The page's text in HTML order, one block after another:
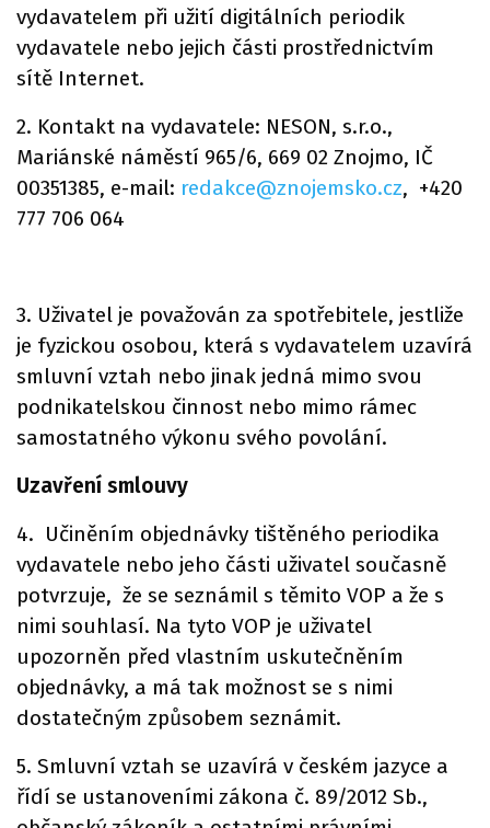
vydavatelem při užití digitálních periodik
vydavatele nebo jejich části prostřednictvím
sítě Internet.
2. Kontakt na vydavatele: NESON, s.r.o.,
Mariánské náměstí 965/6, 669 02 Znojmo, IČ
00351385, e-mail: redakce@znojemsko.cz, +420
777 706 064
3. Uživatel je považován za spotřebitele, jestliže
je fyzickou osobou, která s vydavatelem uzavírá
smluvní vztah nebo jinak jedná mimo svou
podnikatelskou činnost nebo mimo rámec
samostatného výkonu svého povolání.
Uzavření smlouvy
4. Učiněním objednávky tištěného periodika
vydavatele nebo jeho části uživatel současně
potvrzuje, že se seznámil s těmito VOP a že s
nimi souhlasí. Na tyto VOP je uživatel
upozorněn před vlastním uskutečněním
objednávky, a má tak možnost se s nimi
dostatečným způsobem seznámit.
5. Smluvní vztah se uzavírá v českém jazyce a
řídí se ustanoveními zákona č. 89/2012 Sb.,